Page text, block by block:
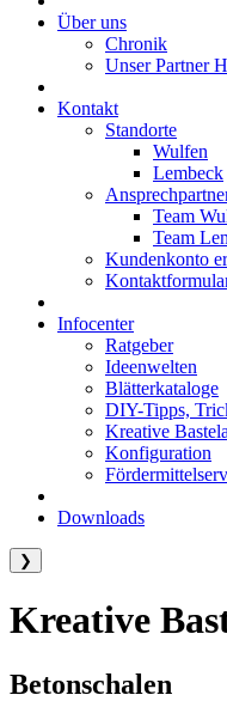
Über uns
Chronik
Unser Partner
Kontakt
Standorte
Wulfen
Lembeck
Team
Team
Kundenkonto
Infocenter
Ratgeber
Ideenwelten
Blätterkataloge
DIY-Tipps,
Kreative
Konfiguration
Downloads
❯
Kreative
Betonschalen